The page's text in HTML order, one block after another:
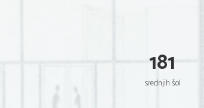
181
srednjih šol